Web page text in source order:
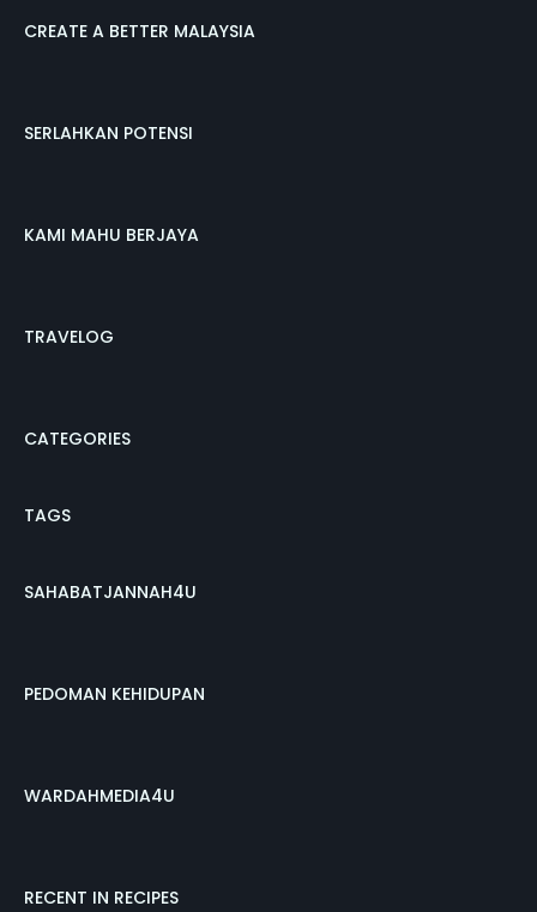
CREATE A BETTER MALAYSIA
SERLAHKAN POTENSI
KAMI MAHU BERJAYA
TRAVELOG
CATEGORIES
TAGS
SAHABATJANNAH4U
PEDOMAN KEHIDUPAN
WARDAHMEDIA4U
RECENT IN RECIPES